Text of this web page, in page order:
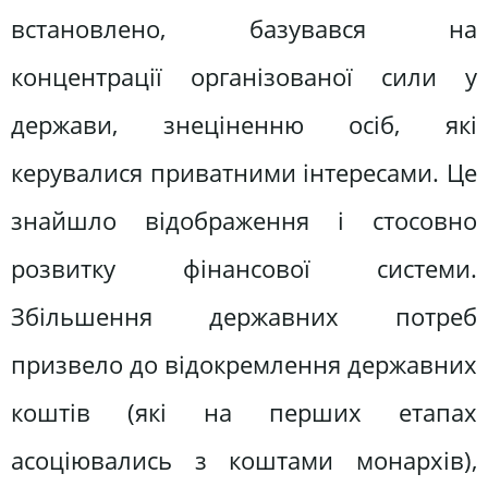
встановлено, базувався на
концентрації організованої сили у
держави, знеціненню осіб, які
керувалися приватними інтересами. Це
знайшло відображення і стосовно
розвитку фінансової системи.
Збільшення державних потреб
призвело до відокремлення державних
коштів (які на перших етапах
асоціювались з коштами монархів),